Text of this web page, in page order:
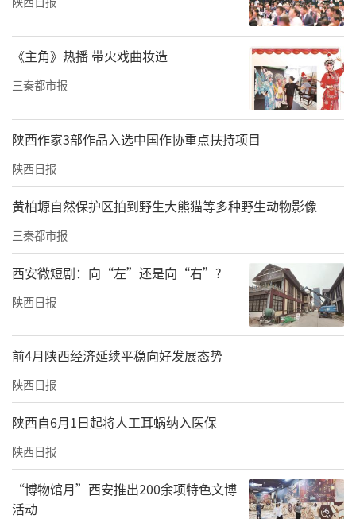
李雅泽（右一）与教练李文龙（中）
两年间，李雅泽不再把自己简单归类为“热爱
骑行的普通人”，而是慢慢成长为征途单车俱
乐部里可靠的核心成员。长久的实践沉淀下
来，面对路途之中各种未知境遇，心底也慢慢
生出了从容应对的底气。
《主角》热播 带火戏曲妆造
三秦都市报
陕西作家3部作品入选中国作协重点扶持项目
陕西日报
黄柏塬自然保护区拍到野生大熊猫等多种野生动物影像
三秦都市报
西安微短剧：向“左”还是向“右”?
陕西日报
前4月陕西经济延续平稳向好发展态势
陕西日报
陕西自6月1日起将人工耳蜗纳入医保
陕西日报
“博物馆月”西安推出200余项特色文博
活动